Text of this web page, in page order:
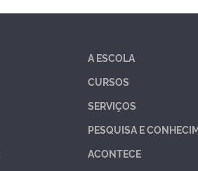
A ESCOLA
CURSOS
SERVIÇOS
PESQUISA E
ACONTECE